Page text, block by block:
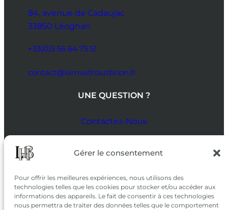
Gérer le consentement
Pour offrir les meilleures expériences, nous utilisons des
technologies telles que les cookies pour stocker et/ou accéder aux
informations des appareils. Le fait de consentir à ces technologies
nous permettra de traiter des données telles que le comportement
84, avenue de Cadaujac
33850 Léognan
+33(0)5 56 64 75 51
contact@larrivethautbrion.fr
UNE QUESTION ?
Contactez-Nous
SUIVEZ-NOUS
SUR LES RÉSEAUX